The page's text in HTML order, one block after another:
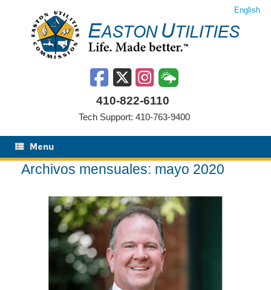
contenido
English
410-822-6110
Tech Support: 410-763-9400
Menu
Archivos mensuales: mayo 2020